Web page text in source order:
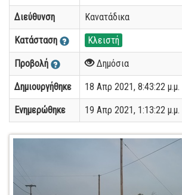
Διεύθυνση Κανατάδικα
Κατάσταση Κλειστή
Προβολή Δημόσια
Δημιουργήθηκε 18 Απρ 2021, 8:43:22 μ.μ.
Ενημερώθηκε 19 Απρ 2021, 1:13:22 μ.μ.